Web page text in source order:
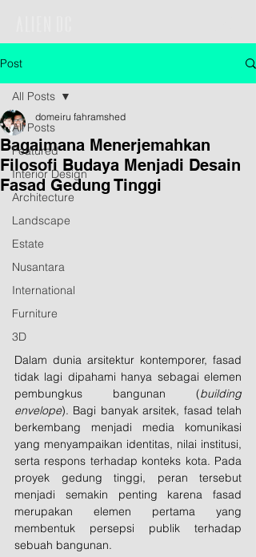
Post
All Posts
Featured
Interior Design
Architecture
Landscape
Estate
Nusantara
International
Furniture
3D
All Posts
Bagaimana Menerjemahkan
Filosofi Budaya Menjadi Desain
Fasad Gedung Tinggi
domeiru fahramshed
Dalam dunia arsitektur kontemporer, fasad
tidak lagi dipahami hanya sebagai elemen
pembungkus bangunan (building
envelope). Bagi banyak arsitek, fasad telah
berkembang menjadi media komunikasi
yang menyampaikan identitas, nilai institusi,
serta respons terhadap konteks kota. Pada
proyek gedung tinggi, peran tersebut
menjadi semakin penting karena fasad
merupakan elemen pertama yang
membentuk persepsi publik terhadap
sebuah bangunan.